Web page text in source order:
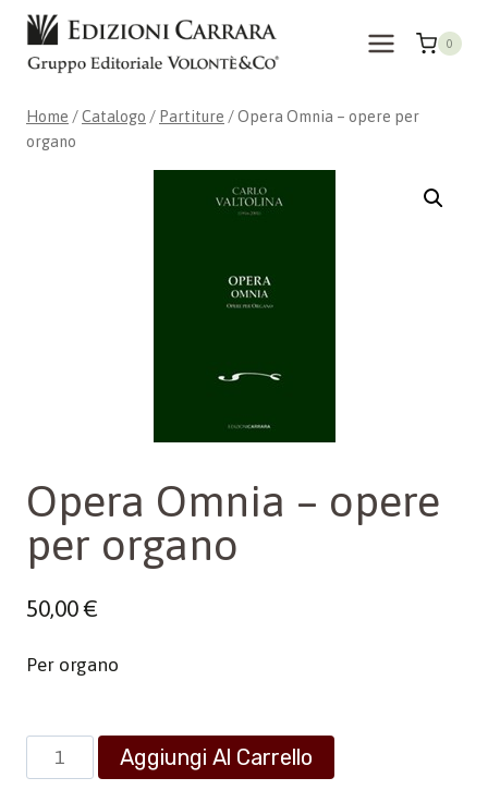
Salta
contenuto
0
Home /Catalogo / Partiture /Opera Omnia – opere per
organo
Opera Omnia – opere
per organo
50,00€
Per organo
Opera
Omnia
Aggiungi Al Carrello